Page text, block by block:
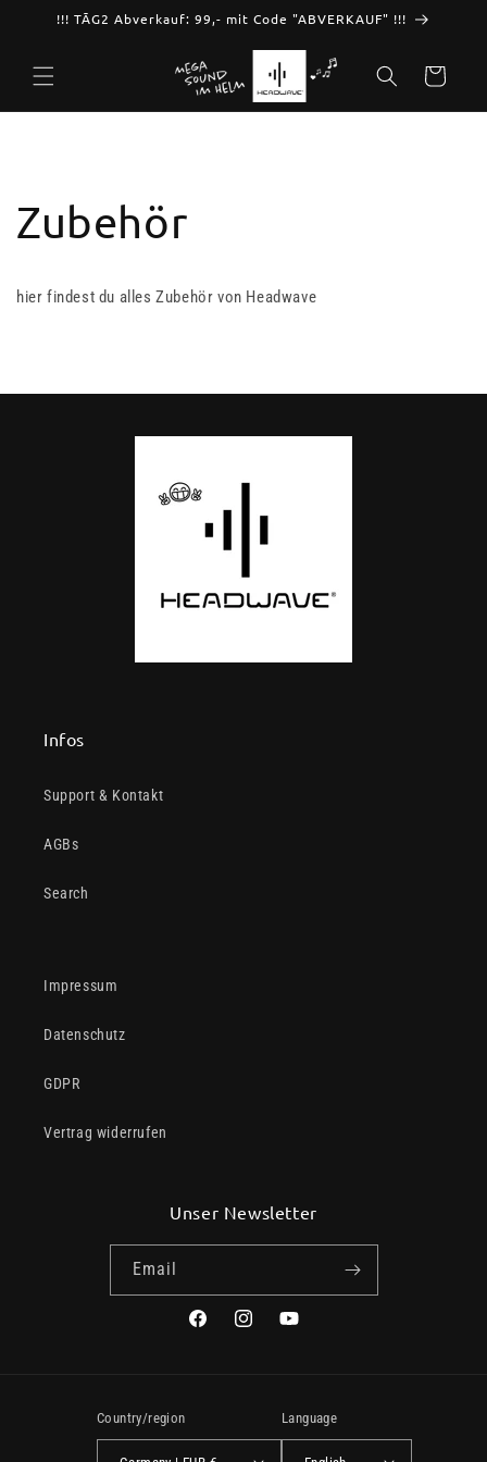
Skip to
!!! TĀG2 Abverkauf: 99,- mit Code "ABVERKAUF" !!!
Cart
Zubehör
hier findest du alles Zubehör von Headwave
Infos
Support & Kontakt
AGBs
Search
Impressum
Datenschutz
GDPR
Vertrag widerrufen
Unser Newsletter
Email
FacebookInstagramYouTube
Country/region Language